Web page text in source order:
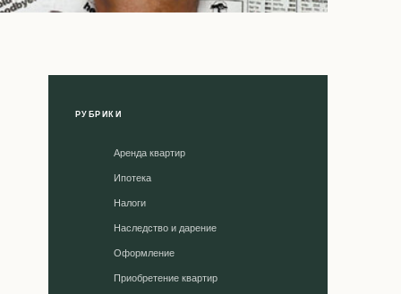
РУБРИКИ
Аренда квартир
Ипотека
Налоги
Наследство и дарение
Оформление
Приобретение квартир